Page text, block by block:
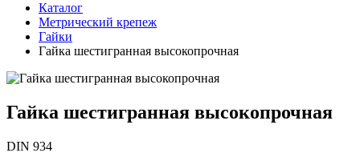
Каталог
Метрический крепеж
Гайки
Гайка шестигранная высокопрочная
Гайка шестигранная высокопрочная
DIN 934